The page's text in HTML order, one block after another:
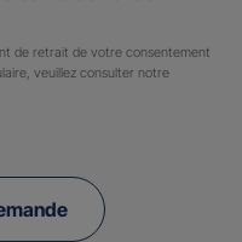
de retrait de votre consentement
veuillez consulter notre